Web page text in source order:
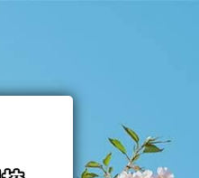
https://